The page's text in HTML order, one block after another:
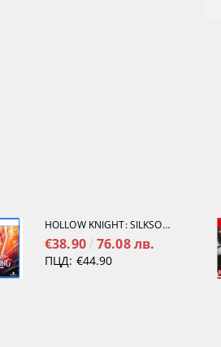
HOLLOW KNIGHT: SILKSONG [PS5]
€38.90 76.08 лв.
ПЦД: €44.90